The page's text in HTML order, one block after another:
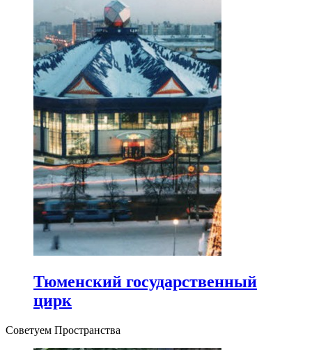
Тюменский государственный
цирк
Советуем Пространства